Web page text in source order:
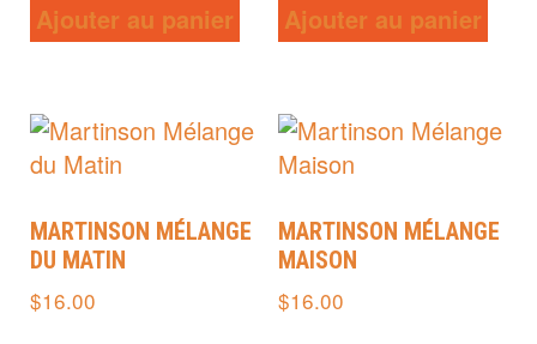
Ajouter au panier Ajouter au panier
MARTINSON MÉLANGE
DU MATIN
$16.00
MARTINSON MÉLANGE
MAISON
$16.00